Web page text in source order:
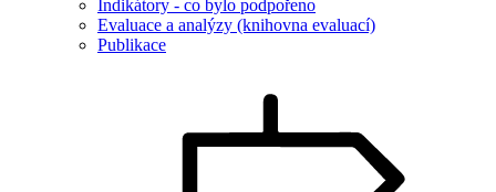
Indikátory - co bylo podpořeno
Evaluace a analýzy (knihovna evaluací)
Publikace